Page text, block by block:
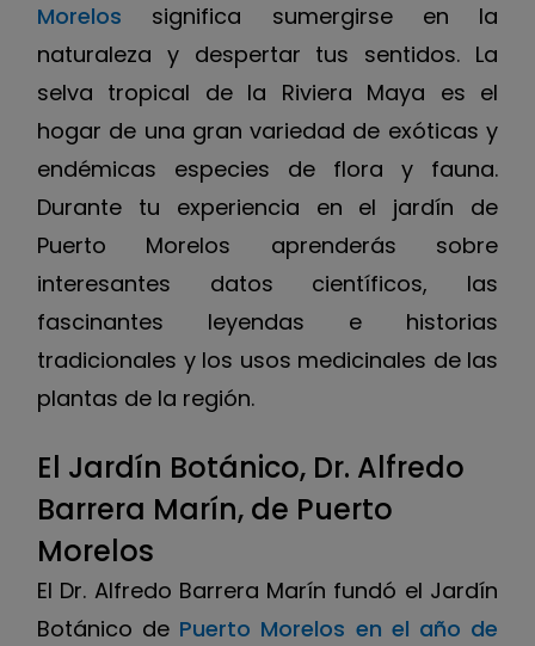
Morelos significa sumergirse en la
naturaleza y despertar tus sentidos. La
selva tropical de la Riviera Maya es el
hogar de una gran variedad de exóticas y
endémicas especies de flora y fauna.
Durante tu experiencia en el jardín de
Puerto Morelos aprenderás sobre
interesantes datos científicos, las
fascinantes leyendas e historias
tradicionales y los usos medicinales de las
plantas de la región.
El Jardín Botánico, Dr. Alfredo
Barrera Marín, de Puerto
Morelos
El Dr. Alfredo Barrera Marín fundó el Jardín
Botánico de Puerto Morelos en el año de